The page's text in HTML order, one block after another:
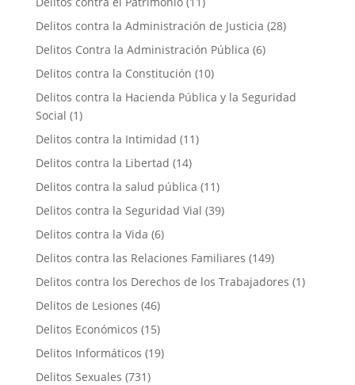
Delitos contra la Administración de Justicia (28)
Delitos Contra la Administración Pública (6)
Delitos contra la Constitución (10)
Delitos contra la Hacienda Pública y la Seguridad
Social (1)
Delitos contra la Intimidad (11)
Delitos contra la Libertad (14)
Delitos contra la salud pública (11)
Delitos contra la Seguridad Vial (39)
Delitos contra la Vida (6)
Delitos contra las Relaciones Familiares (149)
Delitos contra los Derechos de los Trabajadores (1)
Delitos de Lesiones (46)
Delitos Económicos (15)
Delitos Informáticos (19)
Delitos Sexuales (731)